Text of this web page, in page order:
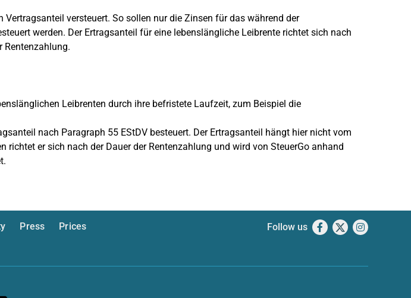
Vertragsanteil versteuert. So sollen nur die Zinsen für das während der
werden. Der Ertragsanteil für eine lebenslängliche Leibrente richtet sich nach
Rentenzahlung.
Leibrenten durch ihre befristete Laufzeit, zum Beispiel die
nach Paragraph 55 EStDV besteuert. Der Ertragsanteil hängt hier nicht vom
richtet er sich nach der Dauer der Rentenzahlung und wird von SteuerGo anhand
Press
Prices
Follow us Facebook
X Instagram